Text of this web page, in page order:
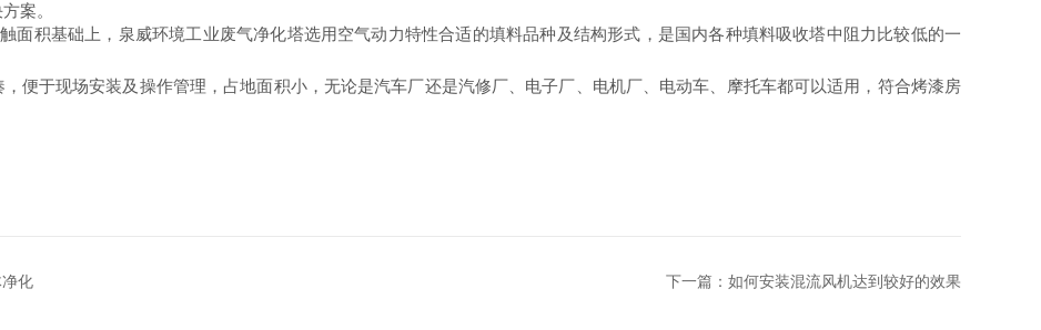
案。
面积基础上，泉威环境工业废气净化塔选用空气动力特性合适的填料品种及结构形式，是国内各种填料吸收塔中阻力比较低的一
便于现场安装及操作管理，占地面积小，无论是汽车厂还是汽修厂、电子厂、电机厂、电动车、摩托车都可以适用，符合烤漆房
化 下一篇： 如何安装混流风机达到较好的效果